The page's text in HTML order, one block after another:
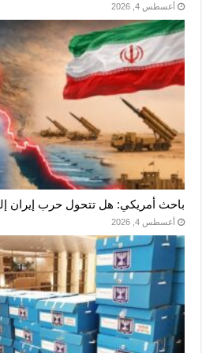
أغسطس 4, 2026
باحث أمريكي: هل تتحول حرب إيران
أغسطس 4, 2026